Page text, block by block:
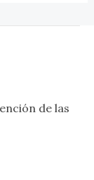
de las